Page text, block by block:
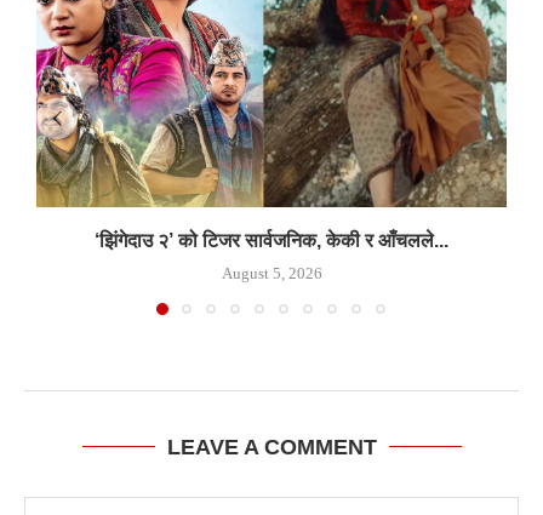
‘झिंगेदाउ २’ को टिजर सार्वजनिक, केकी र आँचलले...
August 5, 2026
LEAVE A COMMENT